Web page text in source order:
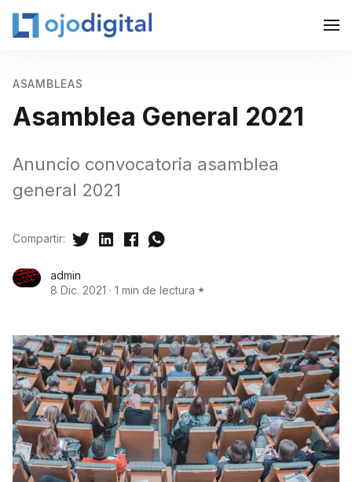
ASAMBLEAS
Asamblea General 2021
Anuncio convocatoria asamblea
general 2021
admin
8 Dic. 2021 · 1 min de lectura
Compartir: